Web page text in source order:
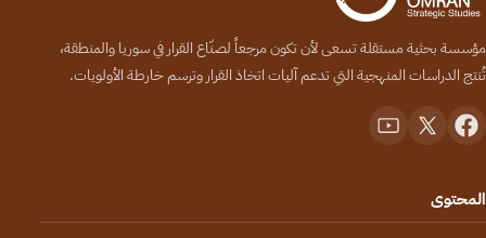
مؤسسة بحثية مستقلة تسعى لأن تكون مرجعاً لصنّاع القرار في سوريا والمنطقة،
تُنتج الدراسات المنهجية التي تدعم آليات اتخاذ القرار وترسم خارطة الأولويات.
المحتوى